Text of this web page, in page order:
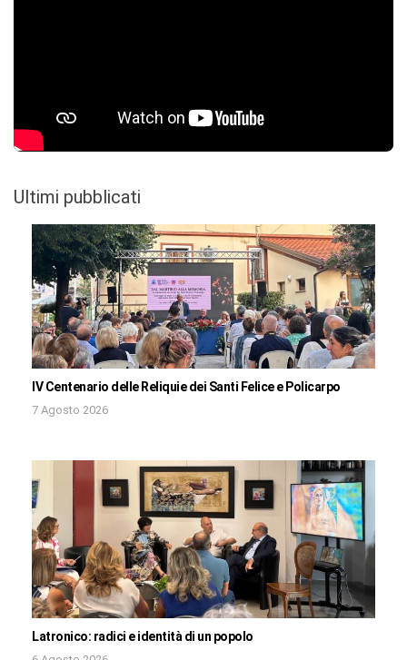
Ultimi pubblicati
IV Centenario delle Reliquie dei Santi Felice e Policarpo
7 Agosto 2026
Latronico: radici e identità di un popolo